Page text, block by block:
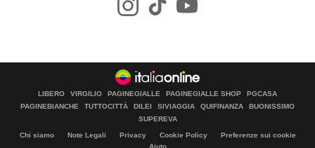
LIBERO VIRGILIO PAGINEGIALLE PAGINEGIALLE SHOP
PGCASA
PAGINEBIANCHE
TUTTOCITTÀ DILEI SIVIAGGIA QUIFINANZA
BUONISSIMO
SUPEREVA
Chi siamo Note Legali Privacy Cookie Policy
Preferenze sui cookie